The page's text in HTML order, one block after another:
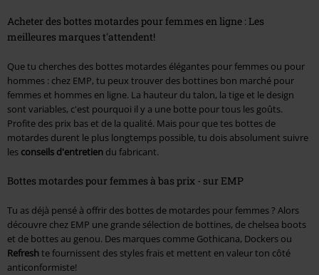
Acheter des bottes motardes pour femmes en ligne : Les
meilleures marques t'attendent!
Que tu cherches des bottes motardes élégantes pour femmes ou pour
hommes : chez EMP, tu peux trouver des bottines bon marché pour
femmes et hommes en ligne. La hauteur du talon, la tige et le design
sont variables, c'est pourquoi il y a une botte pour tous les goûts.
Profite des prix bas et de la qualité. Mais pour que tes bottes de
motardes durent le plus longtemps possible, tu dois absolument suivre
les conseils d'entretien du fabricant.
Bottes motardes pour femmes à bas prix - sur EMP
Tu as déjà pensé à offrir des bottes de motardes pour femmes ? Alors
découvre chez EMP une grande sélection de bottines, de chelsea boots
et de bottes au genou. Des marques comme Gothicana, Dockers ou
Refreshte fournissent des styles frais et mettent en valeur ton côté
anticonformiste!